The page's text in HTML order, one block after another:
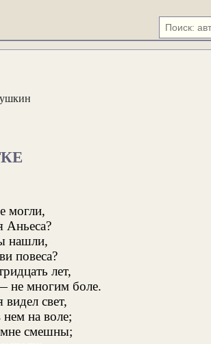
могли,
Аньеса?
нашли,
повеса?
лет,
не многим боле.
свет,
на воле;
смешны;